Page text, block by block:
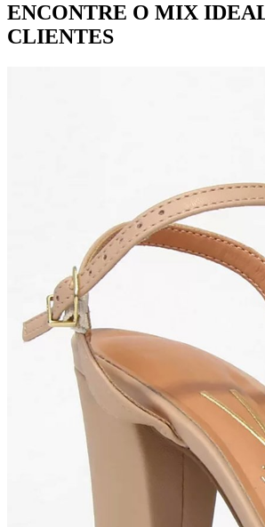
ENCONTRE O MIX
CLIENTES